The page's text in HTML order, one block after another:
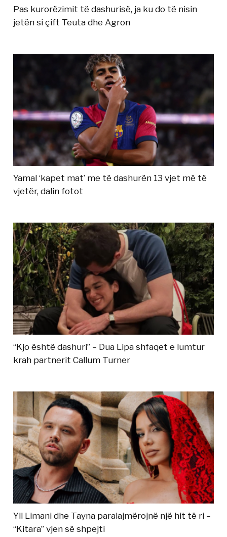
Pas kurorëzimit të dashurisë, ja ku do të nisin
jetën si çift Teuta dhe Agron
Yamal ‘kapet mat’ me të dashurën 13 vjet më të
vjetër, dalin fotot
“Kjo është dashuri” – Dua Lipa shfaqet e lumtur
krah partnerit Callum Turner
Yll Limani dhe Tayna paralajmërojnë një hit të ri –
“Kitara” vjen së shpejti